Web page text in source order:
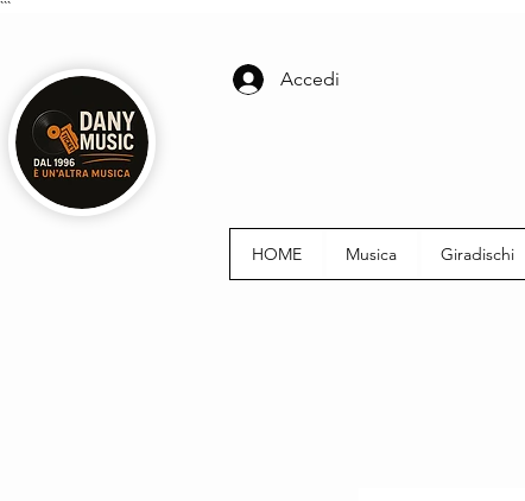
```
Accedi
HOME Musica Giradischi